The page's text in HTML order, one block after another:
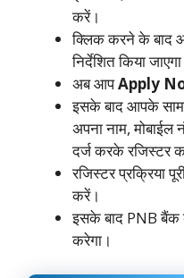
करें।
क्लिक करने के बाद
निर्देशित किया
अब आपApply
इसके बाद आपके
अपना नाम,
दर्ज करके रजिस्टर
रजिस्टर प्रक्रिया
करें।
इसके बाद PNB बैंक
करेगा।